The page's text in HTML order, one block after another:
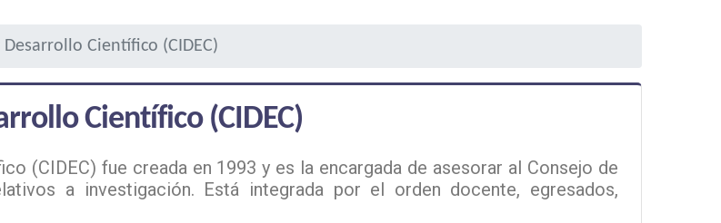
Científico (CIDEC)
Científico (CIDEC)
(CIDEC) fue creada en 1993 y es la encargada de asesorar al Consejo de
a investigación. Está integrada por el orden docente, egresados,